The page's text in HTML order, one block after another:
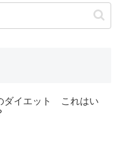
ダイエット これはい